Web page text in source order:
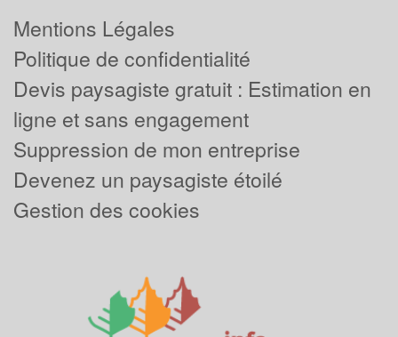
Mentions Légales
Politique de confidentialité
Devis paysagiste gratuit : Estimation en
ligne et sans engagement
Suppression de mon entreprise
Devenez un paysagiste étoilé
Gestion des cookies